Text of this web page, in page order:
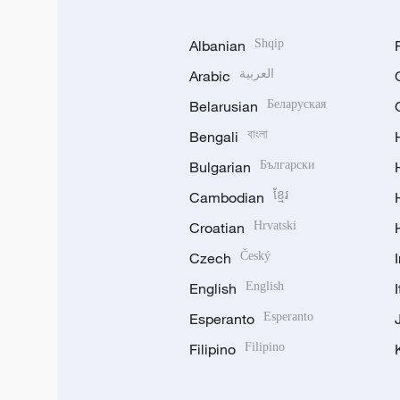
Albanian Shqip
Arabic العربية
Belarusian Беларуская
Bengali বাংলা
Bulgarian Български
Cambodian ខ្មែរ
Croatian Hrvatski
Czech Český
English English
Esperanto Esperanto
Filipino Filipino